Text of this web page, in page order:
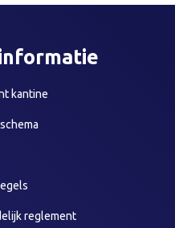
kantine
reglement